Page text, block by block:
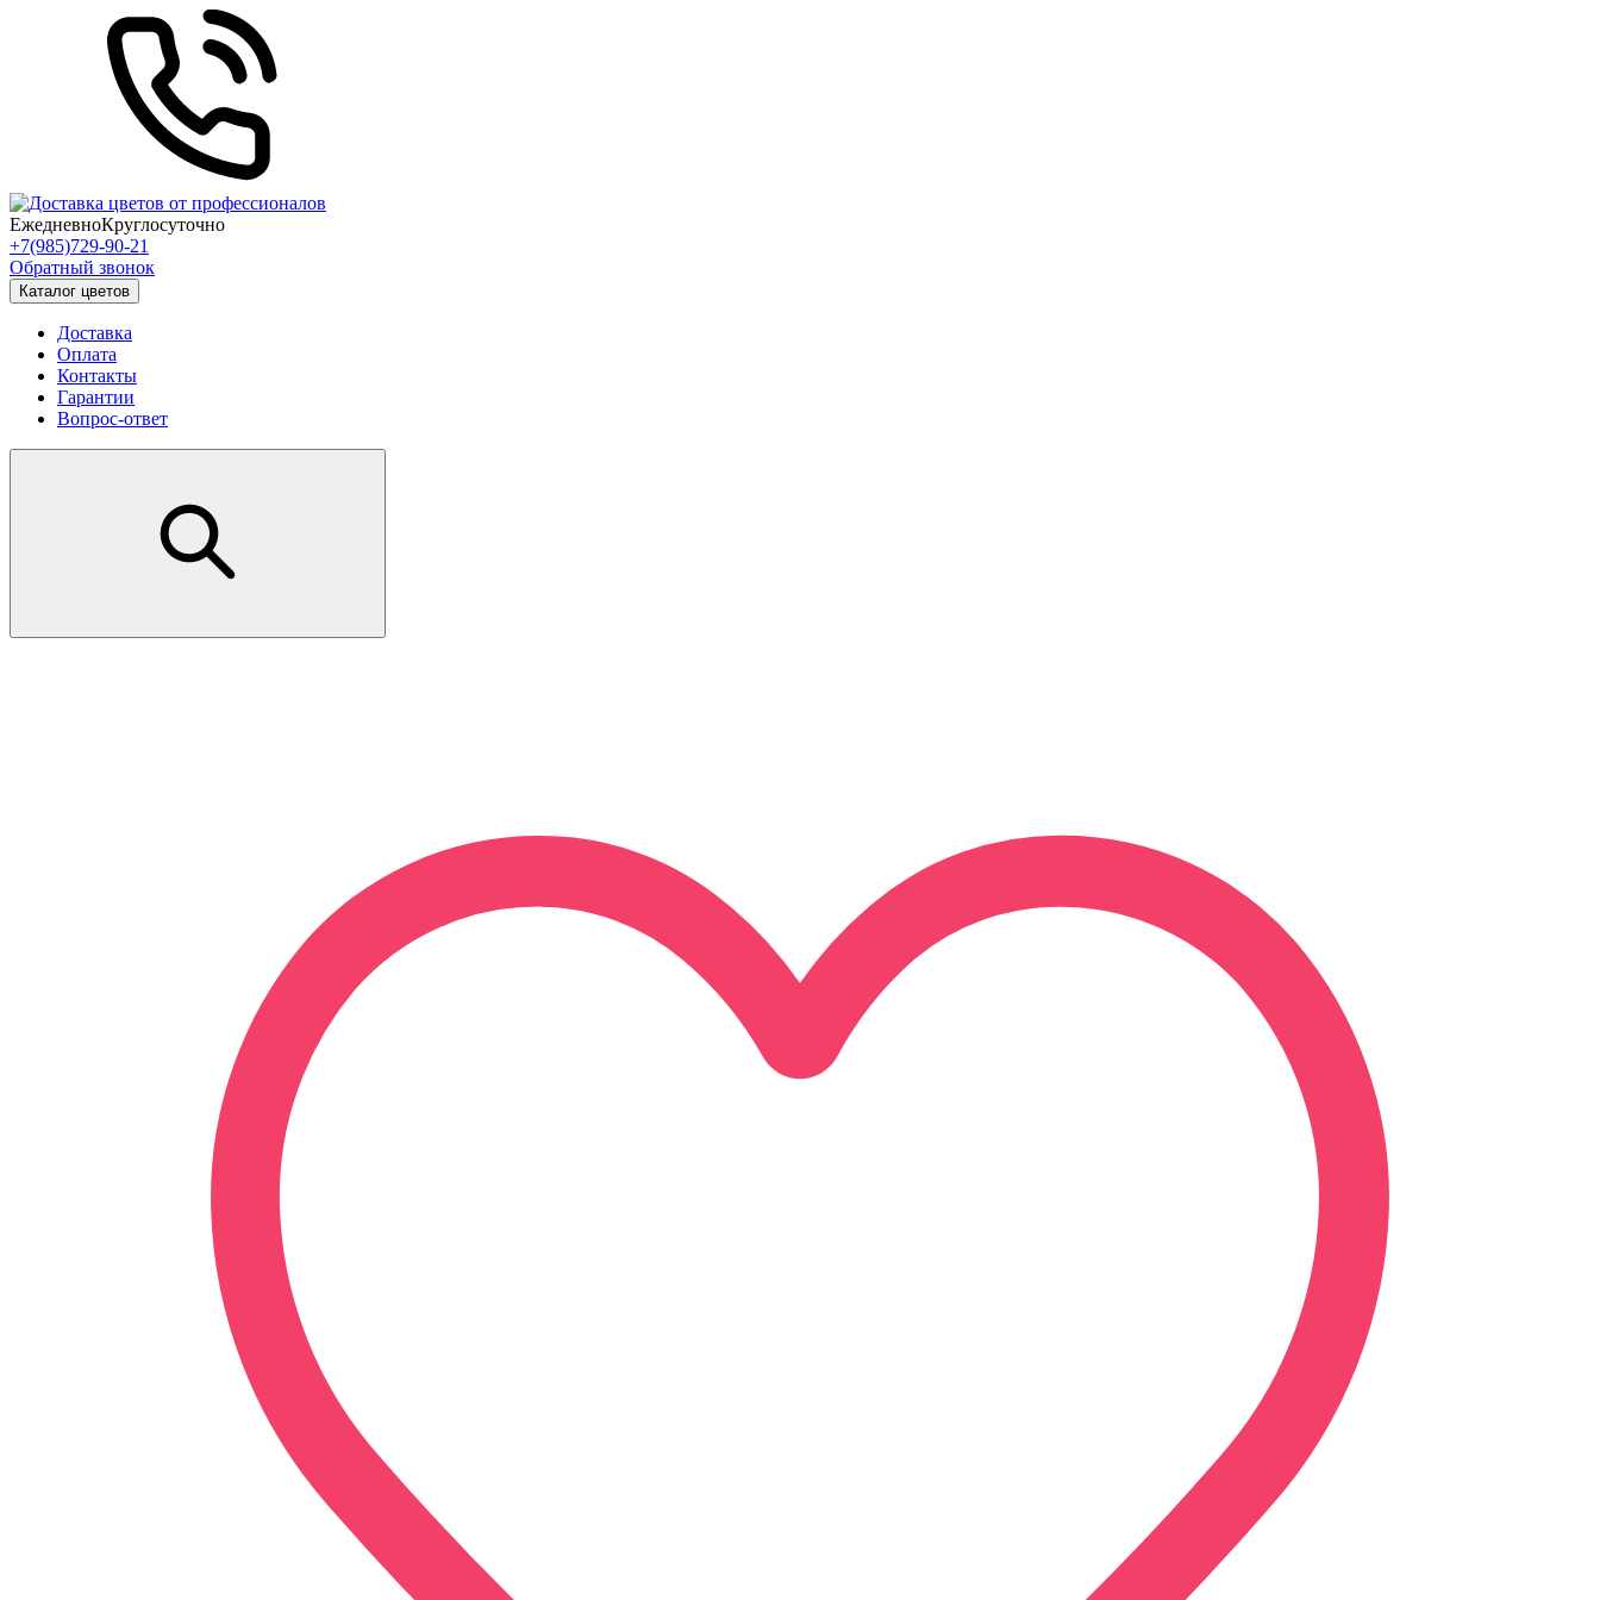
ЕжедневноКруглосуточно
+7(985)729-90-21
Обратный звонок
Каталог цветов
Доставка
Оплата
Контакты
Гарантии
Вопрос-ответ